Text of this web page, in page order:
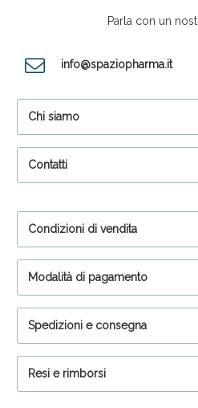
Parla con un
info@spaziopharma.it
Chi siamo
Contatti
Condizioni di vendita
Modalità di pagamento
Spedizioni e consegna
Resi e rimborsi